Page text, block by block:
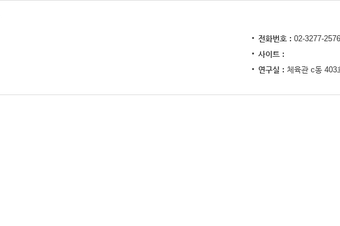
전화번호
02-3277-2576
사이트
연구실 체육관 c동 403